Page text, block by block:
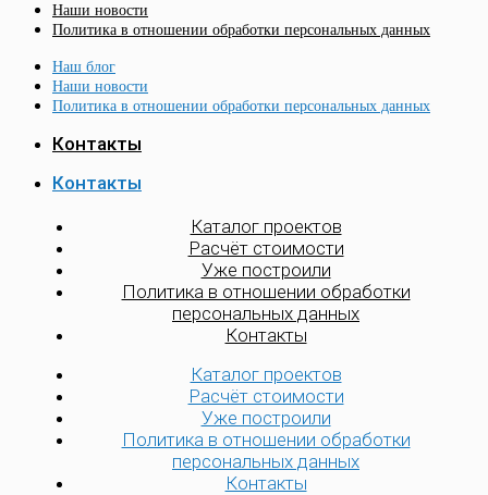
Наши новости
Политика в отношении обработки персональных данных
Наш блог
Наши новости
Политика в отношении обработки персональных данных
Контакты
Контакты
Каталог проектов
Расчёт стоимости
Уже построили
Политика в отношении обработки
персональных данных
Контакты
Каталог проектов
Расчёт стоимости
Уже построили
Политика в отношении обработки
персональных данных
Контакты